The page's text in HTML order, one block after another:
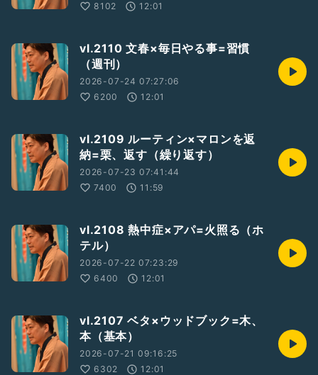
8102
12:01
vl.2110 文春×毎日やる事=習慣
（週刊）
2026-07-24 07:27:06
6200
12:01
vl.2109 ルーティン×マロンを返
納=栗、返す（繰り返す）
2026-07-23 07:41:44
7400
11:59
vl.2108 熱中症×アパ=火照る（ホ
テル）
2026-07-22 07:23:29
6400
12:01
vl.2107 ベタ×ウッドブック=木、
本（基本）
2026-07-21 09:16:25
6302
12:01